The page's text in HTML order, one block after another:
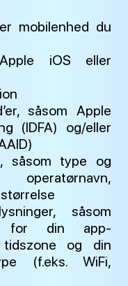
mobilenhed du
iOS eller
såsom Apple
(IDFA) og/eller
såsom type og
såsom
for din app-
og din
(f.eks. WiFi,